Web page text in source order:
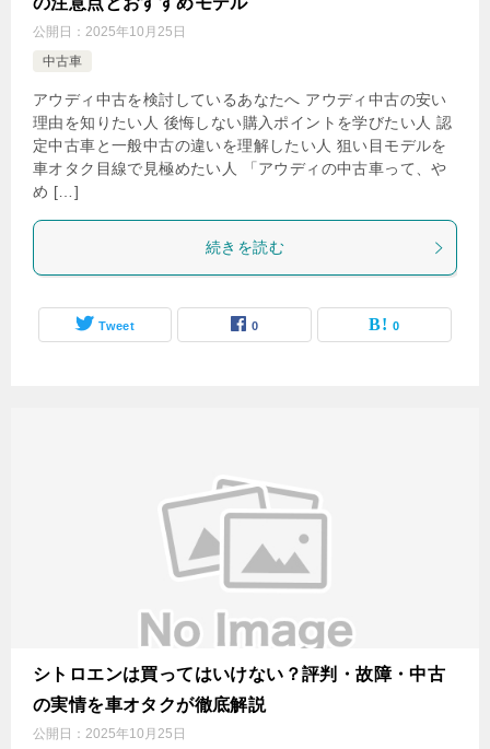
公開日： 2025年10月25日
中古車
アウディ中古を検討しているあなたへ アウディ中古の安い
理由を知りたい人 後悔しない購入ポイントを学びたい人 認
定中古車と一般中古の違いを理解したい人 狙い目モデルを
車オタク目線で見極めたい人 「アウディの中古車って、や
め […]
続きを読む
Tweet 0 0
シトロエンは買ってはいけない？評判・故障・中古
の実情を車オタクが徹底解説
公開日： 2025年10月25日